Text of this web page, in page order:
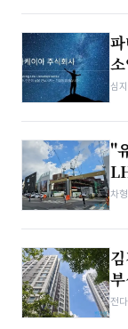
심
"
차
전